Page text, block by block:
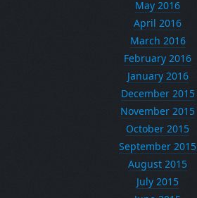
May 2016
April 2016
March 2016
February 2016
January 2016
December 2015
November 2015
October 2015
September 2015
August 2015
July 2015